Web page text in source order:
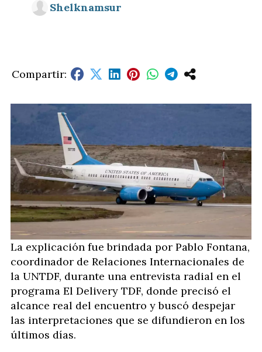
Shelknamsur
La explicación fue brindada por Pablo Fontana,
coordinador de Relaciones Internacionales de
la UNTDF, durante una entrevista radial en el
programa El Delivery TDF, donde precisó el
alcance real del encuentro y buscó despejar
las interpretaciones que se difundieron en los
últimos días.